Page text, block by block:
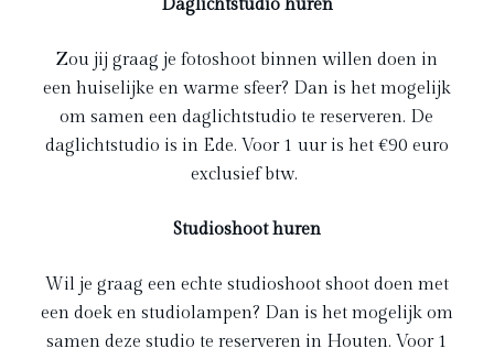
Daglichtstudio huren
Zou jij graag je fotoshoot binnen willen doen in
een huiselijke en warme sfeer? Dan is het mogelijk
om samen een daglichtstudio te reserveren. De
daglichtstudio is in Ede. Voor 1 uur is het €90 euro
exclusief btw.
Studioshoot huren
Wil je graag een echte studioshoot shoot doen met
een doek en studiolampen? Dan is het mogelijk om
samen deze studio te reserveren in Houten. Voor 1